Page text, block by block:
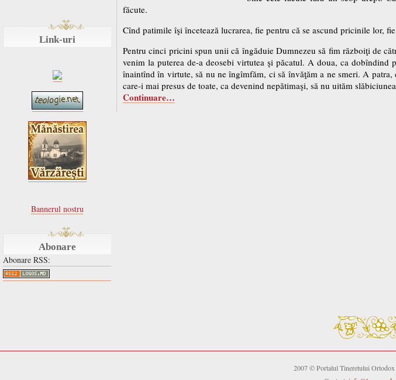
Link-uri
Bannerul nostru
Abonare
Abonare RSS:
făcute.
Cînd patimile îşi încetează lucrarea, fie pentru că se ascund pricinile lor,
Pentru cinci pricini spun unii că îngăduie Dumnezeu să fim războiţi de
venim la puterea de-a deosebi virtutea şi păcatul. A doua, ca
înaintînd în virtute, să nu ne îngîmfăm, ci să învăţăm a ne smeri. A
care-i mai presus de toate, ca devenind nepătimaşi, să nu uităm
Continuare…
2007 © Portalul Tineretului